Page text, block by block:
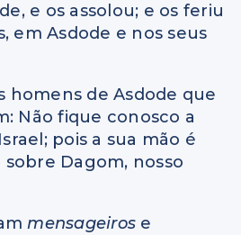
e os assolou; e os feriu
em Asdode e nos seus
homens de Asdode que
Não fique conosco a
pois a sua mão é
Dagom, nosso
mensageiros e